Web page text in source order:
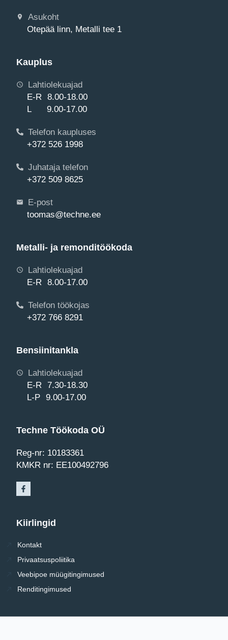
Asukoht
Otepää linn, Metalli tee 1
Kauplus
Lahtiolekuajad
E-R 8.00-18.00
L 9.00-17.00
Telefon kaupluses
+372 526 1998
Juhataja telefon
+372 509 8625
E-post
toomas@techne.ee
Metalli- ja remonditöökoda
Lahtiolekuajad
E-R 8.00-17.00
Telefon töökojas
+372 766 8291
Bensiinitankla
Lahtiolekuajad
E-R 7.30-18.30
L-P 9.00-17.00
Techne Töökoda OÜ
Reg-nr: 10183361
KMKR nr: EE100492796
Kiirlingid
Kontakt
Privaatsuspoliitika
Veebipoe müügitingimused
Renditingimused